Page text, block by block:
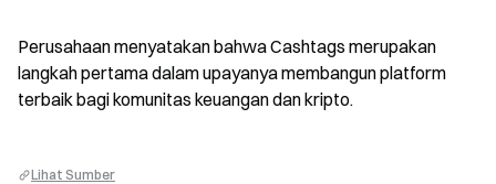
Perusahaan menyatakan bahwa Cashtags merupakan
langkah pertama dalam upayanya membangun platform
terbaik bagi komunitas keuangan dan kripto.
Lihat Sumber